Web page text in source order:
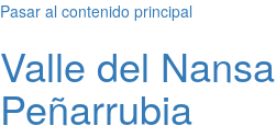
Pasar al contenido principal
Valle del Nansa
Peñarrubia